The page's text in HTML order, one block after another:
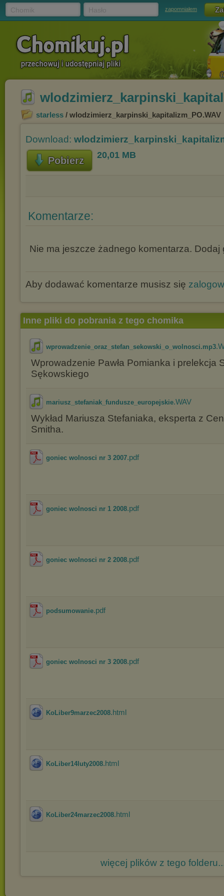
zapomniałem
starless / wlodzimierz_karpinski_kapitalizm_PO.WAV
Download:
Pobierz 20,01 MB
Komentarze:
Nie ma jeszcze żadnego komentarza. Dodaj
Aby dodawać komentarze musisz się
Inne pliki do pobrania z tego chomika
wprowadzenie_oraz_stefan_sekowski_o_wolnosci.mp3
Wprowadzenie Pawła Pomianka i prelekcja
Sękowskiego
mariusz_stefaniak_fundusze_europejskie.WAV
Wykład Mariusza Stefaniaka, eksperta z
Smitha.
goniec wolnosci nr 3 2007.pdf
goniec wolnosci nr 1 2008.pdf
goniec wolnosci nr 2 2008.pdf
podsumowanie.pdf
goniec wolnosci nr 3 2008.pdf
KoLiber9marzec2008.html
KoLiber14luty2008.html
KoLiber24marzec2008.html
więcej plików z tego